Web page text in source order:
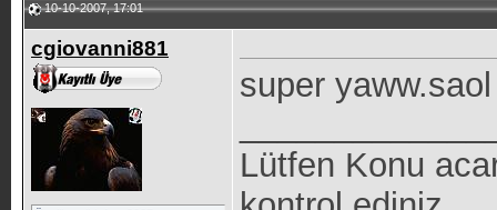
10-10-2007, 17:01
cgiovanni881
super
Lütfen Konu